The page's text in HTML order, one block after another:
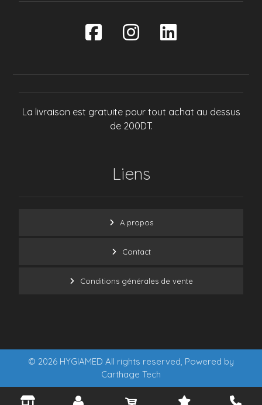
La livraison est gratuite pour tout achat au dessus
de 200DT.
Liens
A propos
Contact
Conditions générales de vente
© 2026 HYGIAMED All rights reserved, Powered by
Carthage Tech